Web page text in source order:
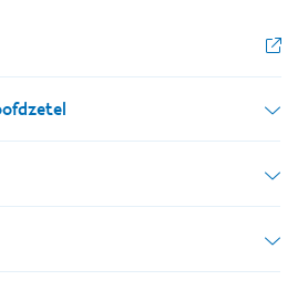
BE 0248.142.826